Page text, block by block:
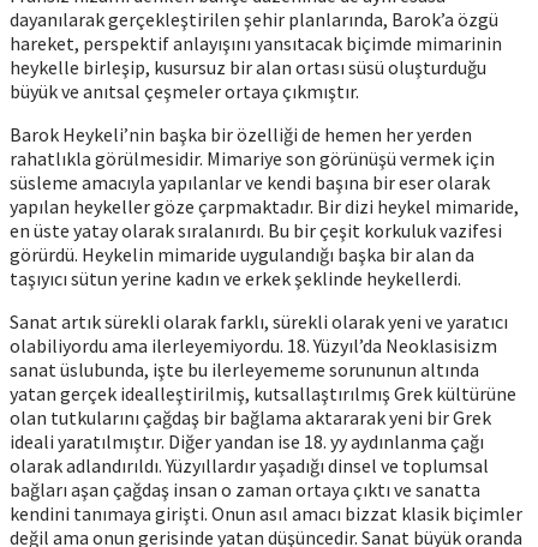
dayanılarak gerçekleştirilen şehir planlarında, Barok’a özgü
hareket, perspektif anlayışını yansıtacak biçimde mimarinin
heykelle birleşip, kusursuz bir alan ortası süsü oluşturduğu
büyük ve anıtsal çeşmeler ortaya çıkmıştır.
Barok Heykeli’nin başka bir özelliği de hemen her yerden
rahatlıkla görülmesidir. Mimariye son görünüşü vermek için
süsleme amacıyla yapılanlar ve kendi başına bir eser olarak
yapılan heykeller göze çarpmaktadır. Bir dizi heykel mimaride,
en üste yatay olarak sıralanırdı. Bu bir çeşit korkuluk vazifesi
görürdü. Heykelin mimaride uygulandığı başka bir alan da
taşıyıcı sütun yerine kadın ve erkek şeklinde heykellerdi.
Sanat artık sürekli olarak farklı, sürekli olarak yeni ve yaratıcı
olabiliyordu ama ilerleyemiyordu. 18. Yüzyıl’da Neoklasisizm
sanat üslubunda, işte bu ilerleyememe sorununun altında
yatan gerçek idealleştirilmiş, kutsallaştırılmış Grek kültürüne
olan tutkularını çağdaş bir bağlama aktararak yeni bir Grek
ideali yaratılmıştır. Diğer yandan ise 18. yy aydınlanma çağı
olarak adlandırıldı. Yüzyıllardır yaşadığı dinsel ve toplumsal
bağları aşan çağdaş insan o zaman ortaya çıktı ve sanatta
kendini tanımaya girişti. Onun asıl amacı bizzat klasik biçimler
değil ama onun gerisinde yatan düşüncedir. Sanat büyük oranda